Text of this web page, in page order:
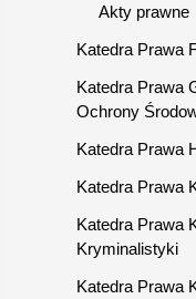
Akty prawne
Katedra Prawa
Katedra Prawa
Ochrony
Katedra Prawa
Katedra Prawa
Katedra Prawa
Kryminalistyki
Katedra Prawa